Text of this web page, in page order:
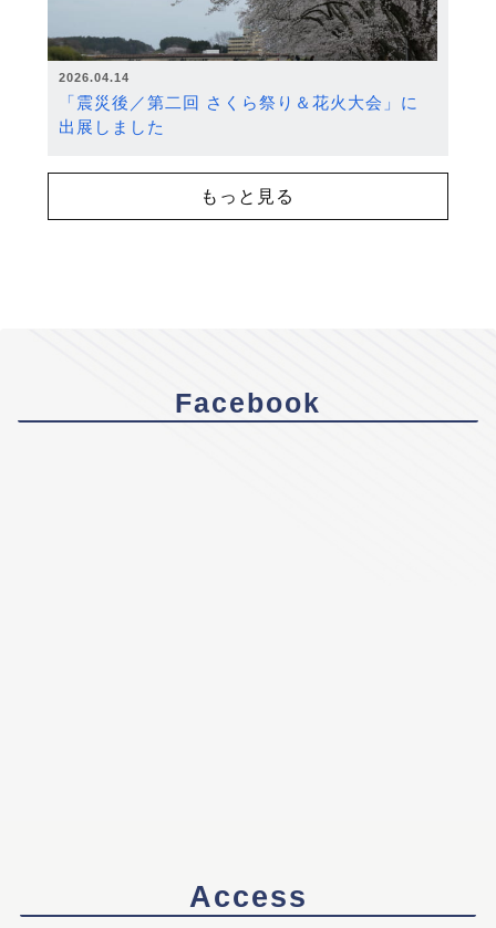
2026.04.14
「震災後／第二回 さくら祭り＆花火大会」に
出展しました
もっと見る
Facebook
Access